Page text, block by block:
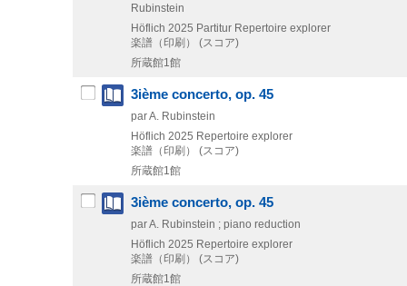
Rubinstein
Höflich 2025 Partitur Repertoire explorer
楽譜（印刷） (スコア)
所蔵館1館
3ième concerto, op. 45
par A. Rubinstein
Höflich 2025 Repertoire explorer
楽譜（印刷） (スコア)
所蔵館1館
3ième concerto, op. 45
par A. Rubinstein ; piano reduction
Höflich 2025 Repertoire explorer
楽譜（印刷） (スコア)
所蔵館1館